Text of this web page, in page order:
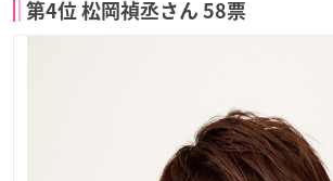
第4位 松岡禎丞さん 58票